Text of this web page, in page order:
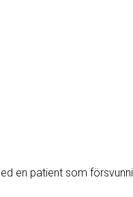
en patient som